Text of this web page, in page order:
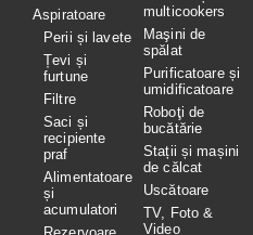
Aspiratoare
Perii și lavete
Țevi și
furtune
Filtre
Saci și
recipiente
praf
Alimentatoare
și
acumulatori
multicookers
Maşini de
spălat
Purificatoare și
umidificatoare
Roboţi de
bucătărie
Stații și mașini
de călcat
Uscătoare
TV, Foto &
Video